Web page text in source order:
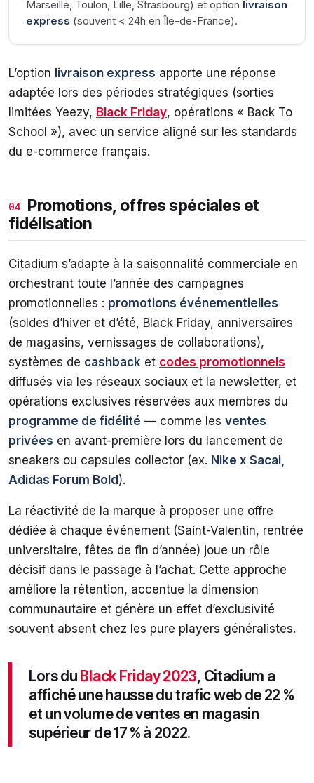
Marseille, Toulon, Lille, Strasbourg) et option livraison
express (souvent < 24h en Île-de-France).
L’option livraison express apporte une réponse
adaptée lors des périodes stratégiques (sorties
limitées Yeezy, Black Friday, opérations « Back To
School »), avec un service aligné sur les standards
du e-commerce français.
04 Promotions, offres spéciales et
fidélisation
Citadium s’adapte à la saisonnalité commerciale en
orchestrant toute l’année des campagnes
promotionnelles : promotions événementielles
(soldes d’hiver et d’été, Black Friday, anniversaires
de magasins, vernissages de collaborations),
systèmes de cashback et codes promotionnels
diffusés via les réseaux sociaux et la newsletter, et
opérations exclusives réservées aux membres du
programme de fidélité — comme les ventes
privées en avant-première lors du lancement de
sneakers ou capsules collector (ex. Nike x Sacai,
Adidas Forum Bold ).
La réactivité de la marque à proposer une offre
dédiée à chaque événement (Saint-Valentin, rentrée
universitaire, fêtes de fin d’année) joue un rôle
décisif dans le passage à l’achat. Cette approche
améliore la rétention, accentue la dimension
communautaire et génère un effet d’exclusivité
souvent absent chez les pure players généralistes.
Lors du Black Friday 2023, Citadium a
affiché une hausse du trafic web de 22 %
et un volume de ventes en magasin
supérieur de 17 % à 2022.